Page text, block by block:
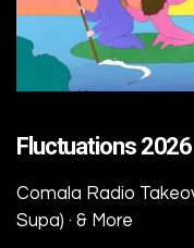
Fluctuations 2026
Comala Radio
Supa) · & More